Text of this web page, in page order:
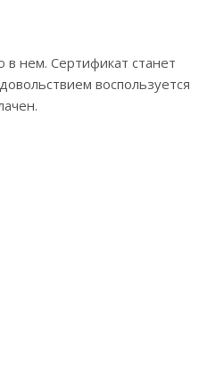
нем. Сертификат станет
воспользуется